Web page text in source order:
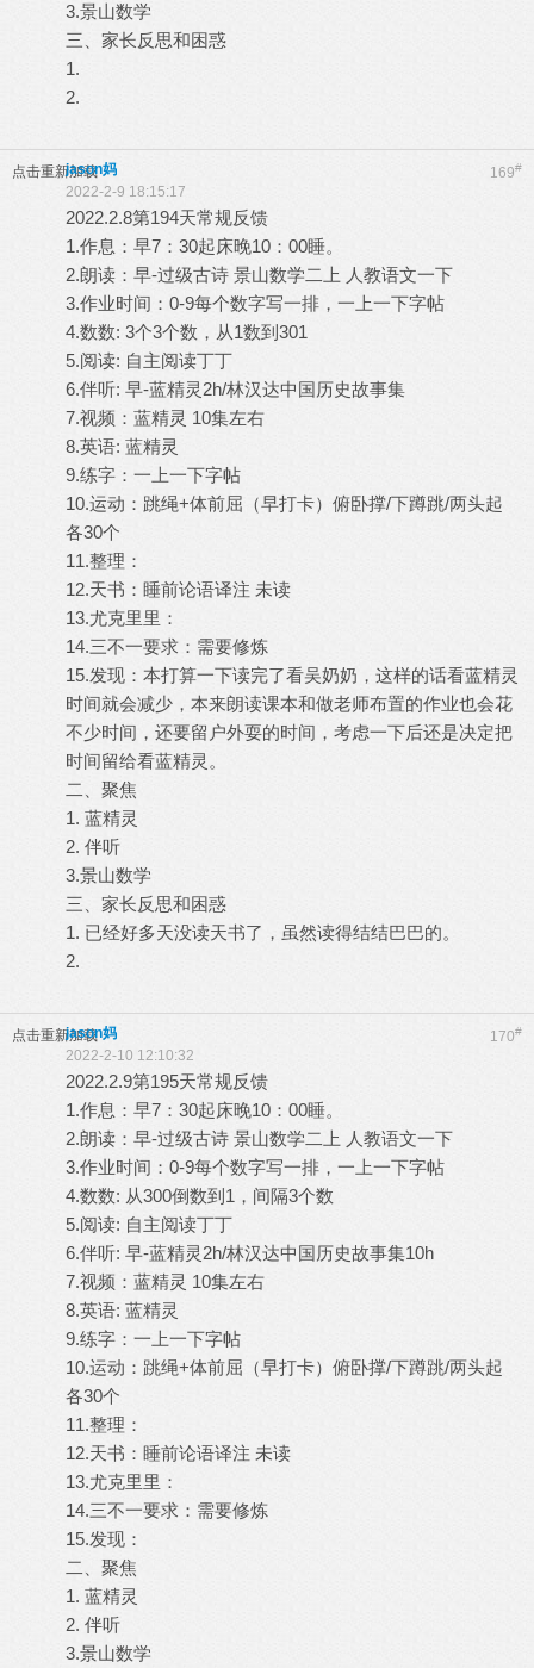
3.景山数学
三、家长反思和困惑
1.
2.
点击重新加载 169#
jason妈
2022-2-9 18:15:17
2022.2.8第194天常规反馈
1.作息：早7：30起床晚10：00睡。
2.朗读：早-过级古诗 景山数学二上 人教语文一下
3.作业时间：0-9每个数字写一排，一上一下字帖
4.数数: 3个3个数，从1数到301
5.阅读: 自主阅读丁丁
6.伴听: 早-蓝精灵2h/林汉达中国历史故事集
7.视频：蓝精灵 10集左右
8.英语: 蓝精灵
9.练字：一上一下字帖
10.运动：跳绳+体前屈（早打卡）俯卧撑/下蹲跳/两头起
各30个
11.整理：
12.天书：睡前论语译注 未读
13.尤克里里：
14.三不一要求：需要修炼
15.发现：本打算一下读完了看吴奶奶，这样的话看蓝精灵
时间就会减少，本来朗读课本和做老师布置的作业也会花
不少时间，还要留户外耍的时间，考虑一下后还是决定把
时间留给看蓝精灵。
二、聚焦
1. 蓝精灵
2. 伴听
3.景山数学
三、家长反思和困惑
1. 已经好多天没读天书了，虽然读得结结巴巴的。
2.
点击重新加载 170#
jason妈
2022-2-10 12:10:32
2022.2.9第195天常规反馈
1.作息：早7：30起床晚10：00睡。
2.朗读：早-过级古诗 景山数学二上 人教语文一下
3.作业时间：0-9每个数字写一排，一上一下字帖
4.数数: 从300倒数到1，间隔3个数
5.阅读: 自主阅读丁丁
6.伴听: 早-蓝精灵2h/林汉达中国历史故事集10h
7.视频：蓝精灵 10集左右
8.英语: 蓝精灵
9.练字：一上一下字帖
10.运动：跳绳+体前屈（早打卡）俯卧撑/下蹲跳/两头起
各30个
11.整理：
12.天书：睡前论语译注 未读
13.尤克里里：
14.三不一要求：需要修炼
15.发现：
二、聚焦
1. 蓝精灵
2. 伴听
3.景山数学